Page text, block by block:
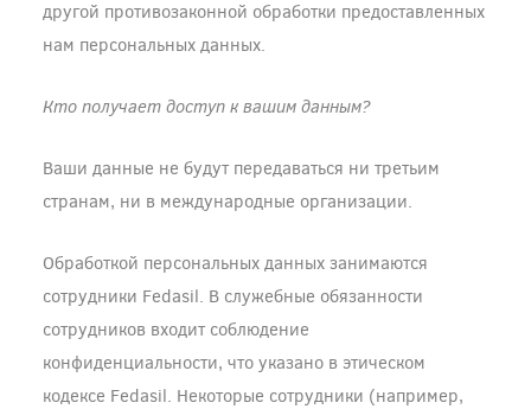
другой противозаконной обработки предоставленных
нам персональных данных.
Кто получает доступ к вашим данным?
Ваши данные не будут передаваться ни третьим
странам, ни в международные организации.
Обработкой персональных данных занимаются
сотрудники Fedasil. В служебные обязанности
сотрудников входит соблюдение
конфиденциальности, что указано в этическом
кодексе Fedasil. Некоторые сотрудники (например,